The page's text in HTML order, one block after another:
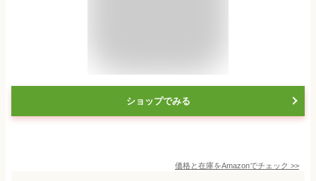
ショップでみる
価格と在庫をAmazonでチェック >>